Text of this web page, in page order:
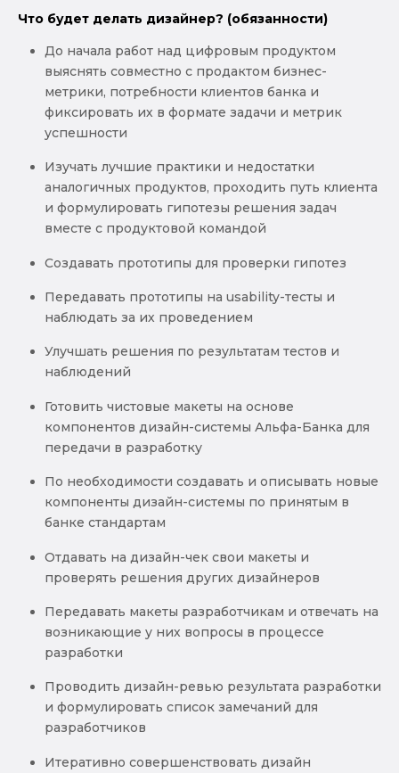
Что будет делать дизайнер? (обязанности)
До начала работ над цифровым продуктом
выяснять совместно с продактом бизнес-
метрики, потребности клиентов банка и
фиксировать их в формате задачи и метрик
успешности
Изучать лучшие практики и недостатки
аналогичных продуктов, проходить путь клиента
и формулировать гипотезы решения задач
вместе с продуктовой командой
Создавать прототипы для проверки гипотез
Передавать прототипы на usability-тесты и
наблюдать за их проведением
Улучшать решения по результатам тестов и
наблюдений
Готовить чистовые макеты на основе
компонентов дизайн-системы Альфа-Банка для
передачи в разработку
По необходимости создавать и описывать новые
компоненты дизайн-системы по принятым в
банке стандартам
Отдавать на дизайн-чек свои макеты и
проверять решения других дизайнеров
Передавать макеты разработчикам и отвечать на
возникающие у них вопросы в процессе
разработки
Проводить дизайн-ревью результата разработки
и формулировать список замечаний для
разработчиков
Итеративно совершенствовать дизайн